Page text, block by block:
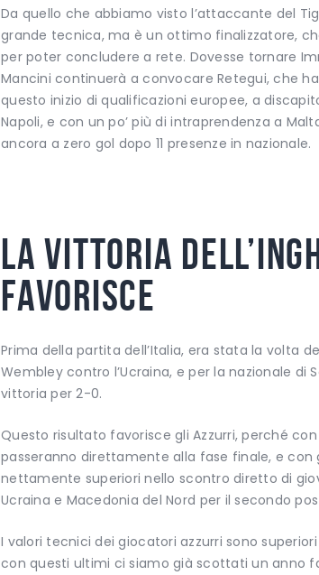
Da quello che abbiamo visto l’attaccante del
grande tecnica, ma è un ottimo finalizzatore,
per poter concludere a rete. Dovesse tornare
Mancini continuerà a convocare Retegui, che
questo inizio di qualificazioni europee, a
Napoli, e con un po’ più di intraprendenza a
ancora a zero gol dopo 11 presenze in nazionale.
La vittoria
favorisce
Prima della partita dell’Italia, era stata la volta
Wembley contro l’Ucraina, e per la nazionale
vittoria per 2-0.
Questo risultato favorisce gli Azzurri, perché
passeranno direttamente alla fase finale, e con
nettamente superiori nello scontro diretto di
Ucraina e Macedonia del Nord per il secondo
I valori tecnici dei giocatori azzurri sono
con questi ultimi ci siamo già scottati un anno